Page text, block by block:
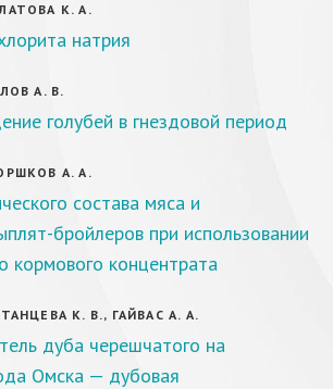
К. А.
натрия
А. В.
голубей в гнездовой период
А. А.
состава мяса и
бройлеров при использовании
кормового концентрата
К. В., ГАЙВАС А. А.
дуба черешчатого на
Омска — дубовая